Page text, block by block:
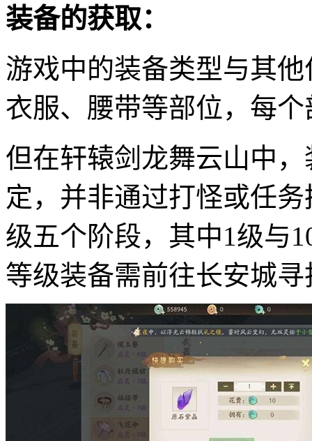
装备的获取：
游戏中的装备类型与其
衣服、腰带等部位，每
但在轩辕剑龙舞云山中
定，并非通过打怪或任
级五个阶段，其中1级与
等级装备需前往长安城